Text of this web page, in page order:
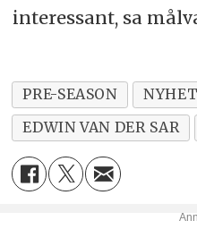
interessant, sa
PRE-SEASON
EDWIN VAN DER SAR